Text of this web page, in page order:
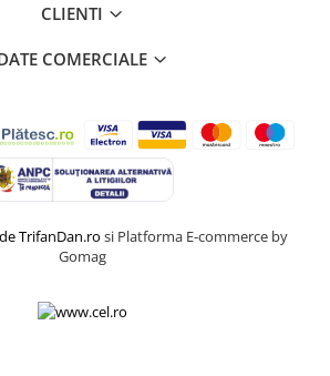
CLIENTI
COMERCIALE
TrifanDan.ro si Platforma E-commerce by
Gomag